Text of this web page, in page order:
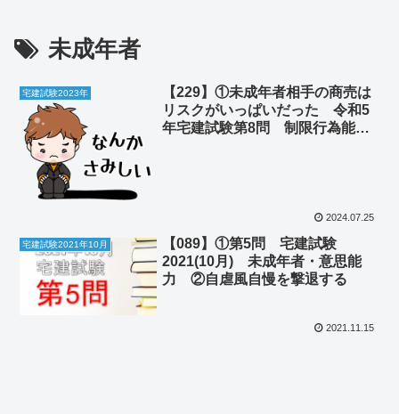
未成年者
宅建試験2023年
【229】①未成年者相手の商売は
リスクがいっぱいだった 令和5
年宅建試験第8問 制限行為能力
2024.07.25
宅建試験2021年10月
【089】①第5問 宅建試験
2021(10月) 未成年者・意思能
力 ②自虐風自慢を撃退する
2021.11.15